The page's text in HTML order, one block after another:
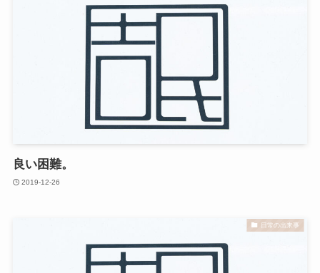
良い困難。
2019-12-26
日常の出来事